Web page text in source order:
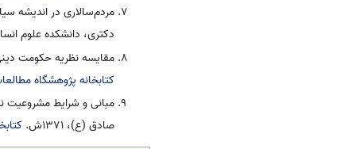
مردم‌سالاری در اندیشه
دکتری، دانشکده علوم
مقایسه نظریه حکومت دینی
کتابخانه پژوهشگاه
مبانی و شرایط مشروعیت
صادق (ع)، ۱۳۷۱ش.